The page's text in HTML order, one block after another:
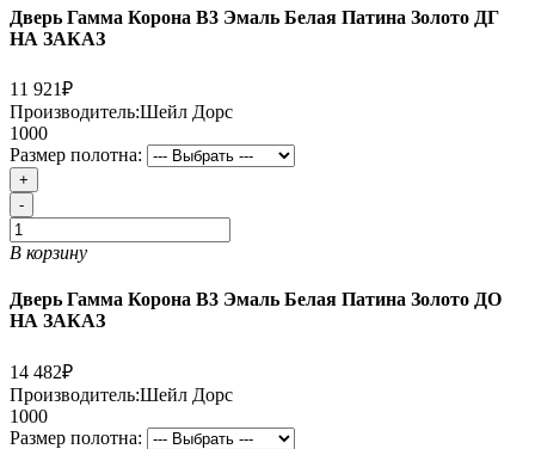
Дверь Гамма Корона В3 Эмаль Белая Патина Золото ДГ
НА ЗАКАЗ
11 921₽
Производитель:Шейл Дорс
1000
Размер полотна:
+
-
В корзину
Дверь Гамма Корона В3 Эмаль Белая Патина Золото ДО
НА ЗАКАЗ
14 482₽
Производитель:Шейл Дорс
1000
Размер полотна: